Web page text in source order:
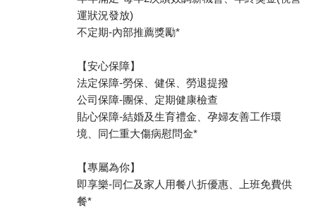
運狀況發放)
不定期-內部推薦獎勵*
【安心保障】
法定保障-勞保、健保、勞退提撥
公司保障-團保、定期健康檢查
貼心保障-結婚及生育禮金、孕婦友善工作環
境、同仁重大傷病慰問金*
【專屬為你】
即享樂-同仁及家人用餐八折優惠、上班免費供
餐*